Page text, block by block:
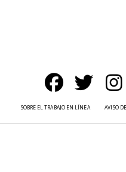
SOBRE EL TRABAJO EN LÍNEA AVISO